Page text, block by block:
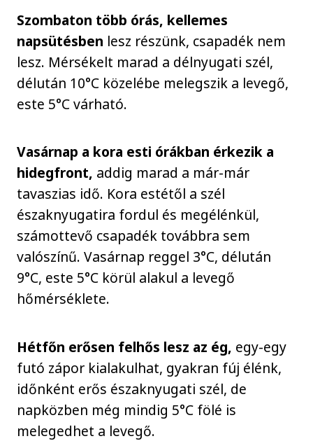
Szombaton több órás, kellemes
napsütésben lesz részünk, csapadék nem
lesz. Mérsékelt marad a délnyugati szél,
délután 10°C közelébe melegszik a levegő,
este 5°C várható.
Vasárnap a kora esti órákban érkezik a
hidegfront, addig marad a már-már
tavaszias idő. Kora estétől a szél
északnyugatira fordul és megélénkül,
számottevő csapadék továbbra sem
valószínű. Vasárnap reggel 3°C, délután
9°C, este 5°C körül alakul a levegő
hőmérséklete.
Hétfőn erősen felhős lesz az ég, egy-egy
futó zápor kialakulhat, gyakran fúj élénk,
időnként erős északnyugati szél, de
napközben még mindig 5°C fölé is
melegedhet a levegő.